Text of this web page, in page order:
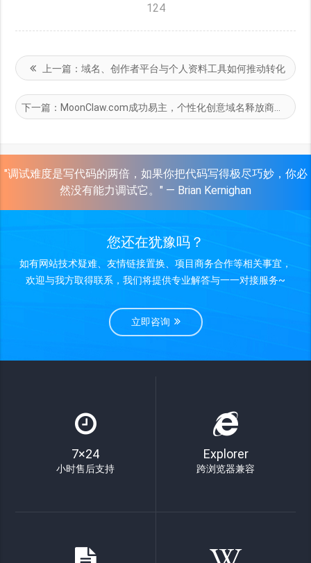
124
上一篇： 域名、创作者平台与个人资料工具如何推动转化
下一篇： MoonClaw.com成功易主，个性化创意域名释放商业潜力
"调试难度是写代码的两倍，如果你把代码写得极尽巧妙，你必
然没有能力调试它。" — Brian Kernighan
您还在犹豫吗？
如有网站技术疑难、友情链接置换、项目商务合作等相关事宜，
欢迎与我方取得联系，我们将提供专业解答与一一对接服务~
立即咨询
7×24
小时售后支持
Explorer
跨浏览器兼容